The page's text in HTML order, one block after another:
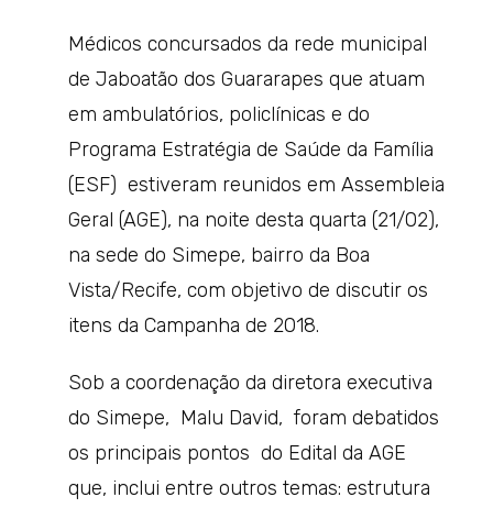
Médicos concursados da rede municipal
de Jaboatão dos Guararapes que atuam
em ambulatórios, policlínicas e do
Programa Estratégia de Saúde da Família
(ESF) estiveram reunidos em Assembleia
Geral (AGE), na noite desta quarta (21/02),
na sede do Simepe, bairro da Boa
Vista/Recife, com objetivo de discutir os
itens da Campanha de 2018.
Sob a coordenação da diretora executiva
do Simepe, Malu David, foram debatidos
os principais pontos do Edital da AGE
que, inclui entre outros temas: estrutura